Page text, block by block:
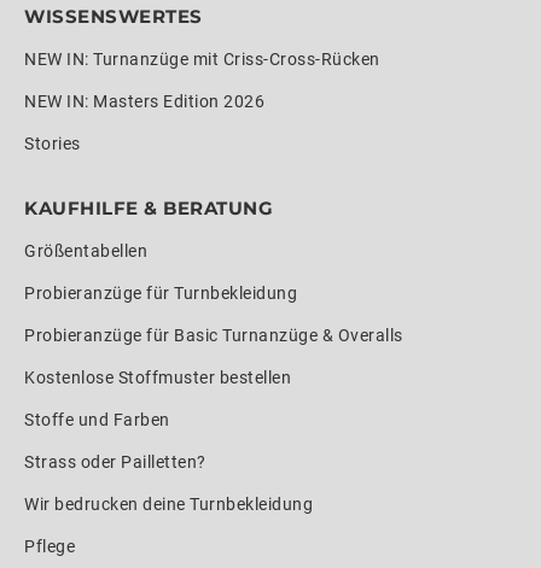
WISSENSWERTES
NEW IN: Turnanzüge mit Criss-Cross-Rücken
NEW IN: Masters Edition 2026
Stories
KAUFHILFE & BERATUNG
Größentabellen
Probieranzüge für Turnbekleidung
Probieranzüge für Basic Turnanzüge & Overalls
Kostenlose Stoffmuster bestellen
Stoffe und Farben
Strass oder Pailletten?
Wir bedrucken deine Turnbekleidung
Pflege